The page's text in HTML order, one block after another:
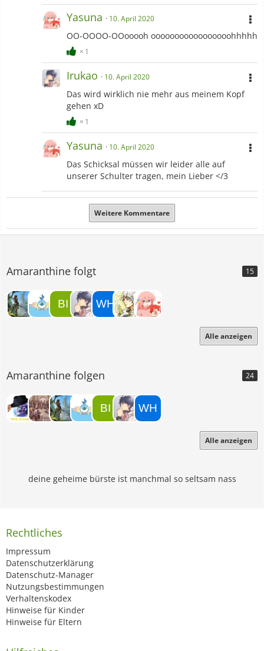
Yasuna 10. April 2020
OO-OOOO-OOooooh ooooooooooooooooohhhhh
1
Irukao 10. April 2020
Das wird wirklich nie mehr aus meinem Kopf
gehen xD
1
Yasuna 10. April 2020
Das Schicksal müssen wir leider alle auf
unserer Schulter tragen, mein Lieber </3
Weitere Kommentare
Amaranthine folgt 15
Alle anzeigen
Amaranthine folgen 24
Alle anzeigen
deine geheime bürste ist manchmal so seltsam nass
Rechtliches
Impressum
Datenschutzerklärung
Datenschutz-Manager
Nutzungsbestimmungen
Verhaltenskodex
Hinweise für Kinder
Hinweise für Eltern